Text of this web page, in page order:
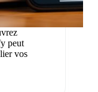
peut
vos